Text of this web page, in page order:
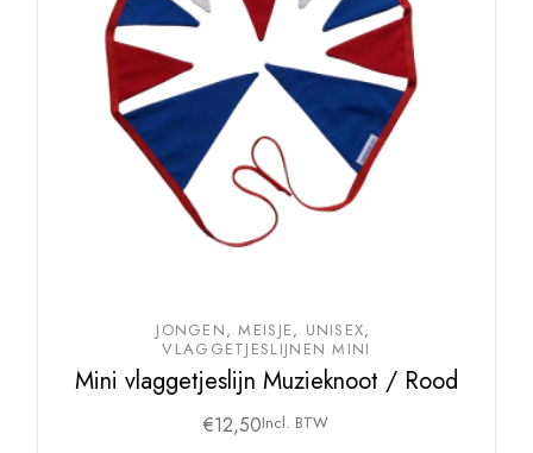
JONGEN MEISJE
UNISEX
VLAGGETJESLIJNEN MINI
Mini vlaggetjeslijn Muzieknoot / Rood
€12,50Incl. BTW